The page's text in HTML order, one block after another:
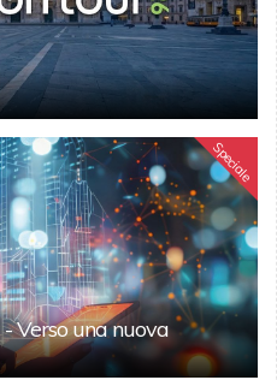
Speciale
Verso una nuova